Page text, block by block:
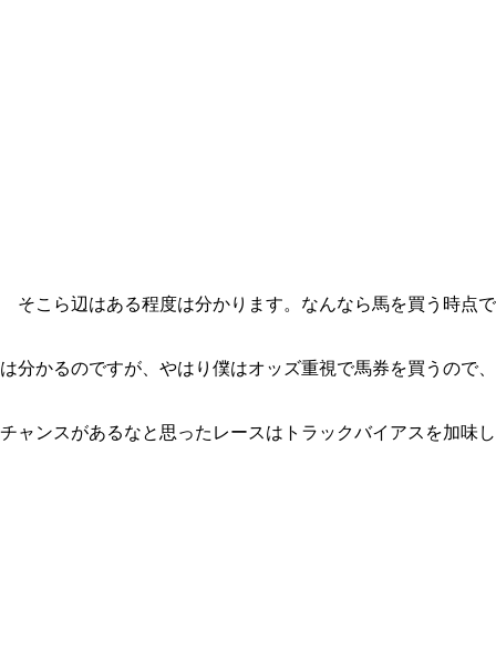
こら辺はある程度は分かります。なんなら馬を買う時点で
かるのですが、やはり僕はオッズ重視で馬券を買うので、
ャンスがあるなと思ったレースはトラックバイアスを加味し